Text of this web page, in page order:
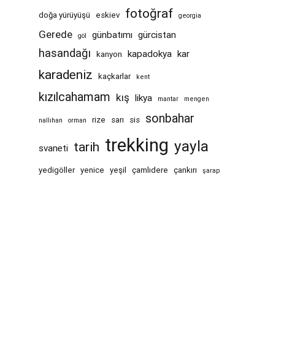
doğa yürüyüşü eskiev fotoğraf georgia
Gerede göl günbatımı gürcistan
hasandağı kanyon kapadokya kar
karadeniz kaçkarlar kent
kızılcahamam kış likya mantar mengen
nallıhan orman rize sarı sis sonbahar
svaneti tarih trekking yayla
yedigöller yenice yeşil çamlıdere çankırı şarap